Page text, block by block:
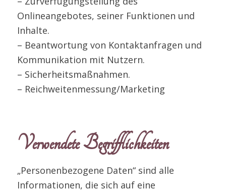
Onlineangebotes, seiner Funktionen und
Inhalte.
– Beantwortung von Kontaktanfragen und
Kommunikation mit Nutzern.
– Sicherheitsmaßnahmen.
– Reichweitenmessung/Marketing
Verwendete Begrifflichkeiten
„Personenbezogene Daten“ sind alle
Informationen, die sich auf eine